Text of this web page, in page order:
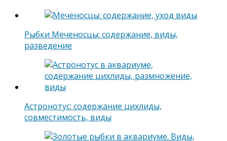
Рыбки Меченосцы: содержание, виды,
разведение
Астронотус: содержание цихлиды,
совместимость, виды